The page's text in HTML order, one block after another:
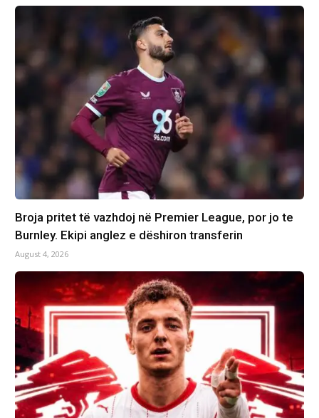
Broja pritet të vazhdoj në Premier League, por jo te
Burnley. Ekipi anglez e dëshiron transferin
August 4, 2026